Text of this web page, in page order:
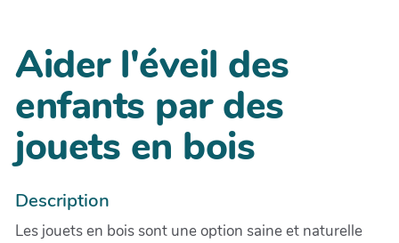
Aider l'éveil des
enfants par des
jouets en bois
Description
Les jouets en bois sont une option saine et naturelle